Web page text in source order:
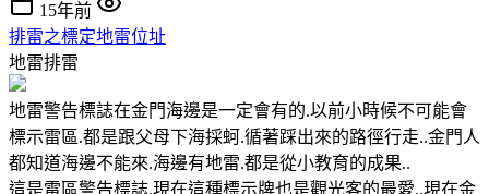
15年前
排雷之標定地雷位址
地雷排雷
地雷警告標誌在金門海邊是一定會有的.以前小時候不可能會
標示雷區.都是跟父母下海採蚵.循著踩出來的路徑行走..金門人
都知道海邊不能來.海邊有地雷.都是從小教育的成果..
這是雷區警告標誌.現在這種標示牌也是觀光客的最愛..現在金